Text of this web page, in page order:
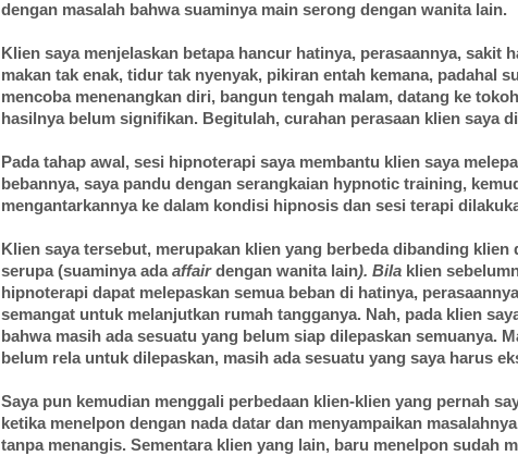
dengan masalah bahwa suaminya main serong dengan wanita lain.
Klien saya menjelaskan betapa hancur hatinya, perasaannya, sakit
makan tak enak, tidur tak nyenyak, pikiran entah kemana, padahal
mencoba menenangkan diri, bangun tengah malam, datang ke
hasilnya belum signifikan. Begitulah, curahan perasaan klien saya
Pada tahap awal, sesi hipnoterapi saya membantu klien saya
bebannya, saya pandu dengan serangkaian hypnotic training,
mengantarkannya ke dalam kondisi hipnosis dan sesi terapi
Klien saya tersebut, merupakan klien yang berbeda dibanding klien
serupa (suaminya adaaffairdengan wanita lain). Bila klien
hipnoterapi dapat melepaskan semua beban di hatinya,
semangat untuk melanjutkan rumah tangganya. Nah, pada klien
bahwa masih ada sesuatu yang belum siap dilepaskan semuanya.
belum rela untuk dilepaskan, masih ada sesuatu yang saya harus
Saya pun kemudian menggali perbedaan klien-klien yang pernah
ketika menelpon dengan nada datar dan menyampaikan
tanpa menangis. Sementara klien yang lain, baru menelpon sudah